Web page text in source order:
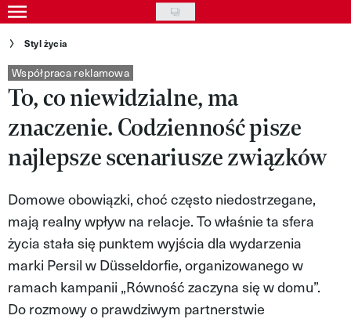
Skip
to
content
Gwiazdy
Ludzie
Moda
Uroda
Styl życia
Kultura
Wideo
Nasze akcje
VIVA!ART
Styl życia
Współpraca reklamowa
To, co niewidzialne, ma
znaczenie. Codzienność pisze
najlepsze scenariusze związków
Domowe obowiązki, choć często niedostrzegane,
mają realny wpływ na relacje. To właśnie ta sfera
życia stała się punktem wyjścia dla wydarzenia
marki Persil w Düsseldorfie, organizowanego w
ramach kampanii „Równość zaczyna się w domu”.
Do rozmowy o prawdziwym partnerstwie